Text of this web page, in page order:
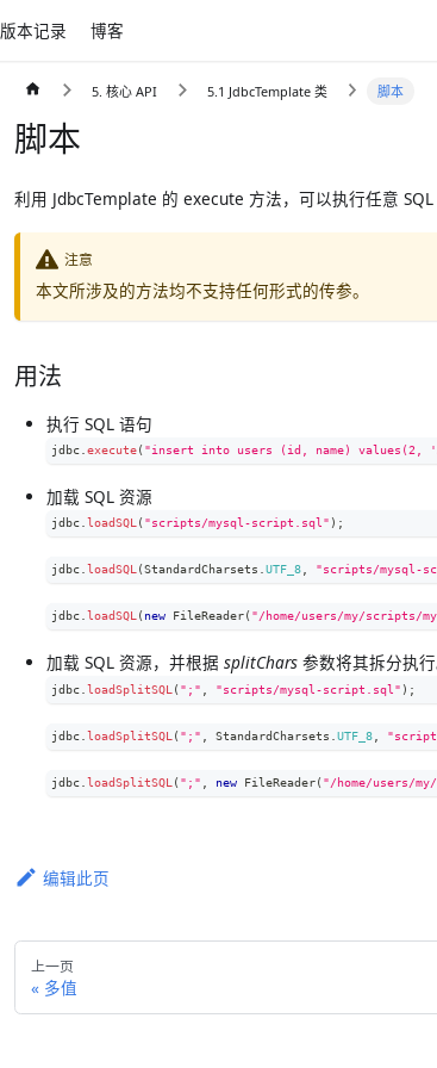
版本记录 博客
5. 核心 API 5.1 JdbcTemplate 类 脚本
脚本
利用 JdbcTemplate 的 execute 方法，可以执行任意 SQL
注意
本文所涉及的方法均不支持任何形式的传参。
用法
执行 SQL 语句
jdbc. execute( "insert into users (id, name) values(2,
加载 SQL 资源
jdbc. loadSQL ( "scripts/mysql-script.sql" ) ;
jdbc.loadSQL(StandardCharsets .UTF_8, "scripts/mysql-
jdbc. loadSQL( new FileReader( "/home/users/my/scripts/
加载 SQL 资源，并根据 splitChars参数将其拆分执行
jdbc. loadSplitSQL ( ";" "scripts/mysql-script.sql" ) ;
jdbc. loadSplitSQL ( ";" StandardCharsets UTF_8,
jdbc. loadSplitSQL ( ";" new FileReader( "/home/users/
编辑此页
上一页
多值